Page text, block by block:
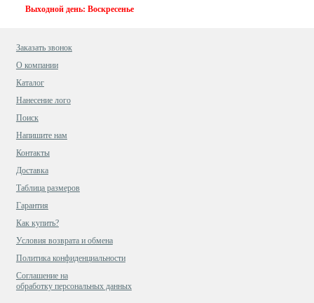
Выходной день: Воскресенье
Заказать звонок
О компании
Каталог
Нанесение лого
Поиск
Напишите нам
Контакты
Доставка
Таблица размеров
Гарантия
Как купить?
Условия возврата и обмена
Политика конфиденциальности
Cоглашение на
обработку персональных данных